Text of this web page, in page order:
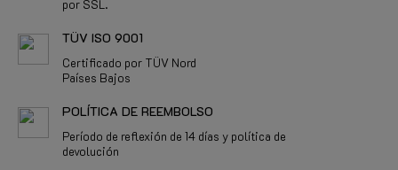
por SSL.
TÜV ISO 9001
Certificado por TÜV Nord
Países Bajos
POLÍTICA DE REEMBOLSO
Período de reflexión de 14 días y política de
devolución